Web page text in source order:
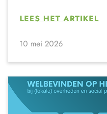
LEES HET ARTIKEL
10 mei 2026